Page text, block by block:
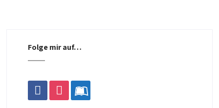
Folge mir auf…
facebookinstagramleanpub